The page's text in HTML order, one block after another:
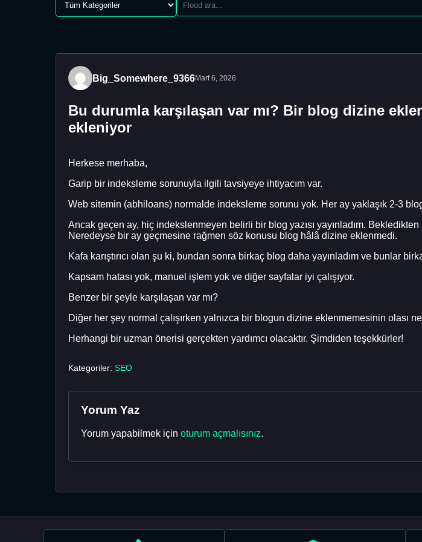
Big_Somewhere_9366Mart 6, 2026
Bu durumla karşılaşan var mı? Bir blog dizine
ekleniyor
Herkese merhaba,
Garip bir indeksleme sorunuyla ilgili tavsiyeye ihtiyacım var.
Web sitemin (abhiloans) normalde indeksleme sorunu yok. Her ay yaklaşık 2-3
Ancak geçen ay, hiç indekslenmeyen belirli bir blog yazısı yayınladım.
Neredeyse bir ay geçmesine rağmen söz konusu blog hâlâ dizine eklenmedi.
Kafa karıştırıcı olan şu ki, bundan sonra birkaç blog daha yayınladım ve bunlar
Kapsam hatası yok, manuel işlem yok ve diğer sayfalar iyi çalışıyor.
Benzer bir şeyle karşılaşan var mı?
Diğer her şey normal çalışırken yalnızca bir blogun dizine eklenmemesinin olası
Herhangi bir uzman önerisi gerçekten yardımcı olacaktır. Şimdiden teşekkürler!
Kategoriler: SEO
Yorum Yaz
Yorum yapabilmek için oturum açmalısınız.